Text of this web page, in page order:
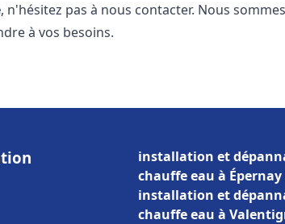
, n'hésitez pas à nous contacter. Nous
à vos besoins.
installation et
chauffe eau à Épernay
installation et
chauffe eau à